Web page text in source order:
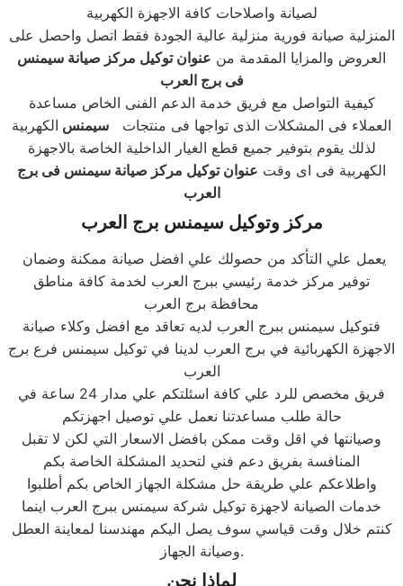
لصيانة واصلاحات كافة الاجهزة الكهربية
المنزلية صيانة فورية منزلية عالية الجودة فقط اتصل واحصل على
العروض والمزايا المقدمة من عنوان توكيل مركز صيانة سيمنس
فى برج العرب
كيفية التواصل مع فريق خدمة الدعم الفنى الخاص مساعدة
العملاء فى المشكلات الذى تواجها فى منتجات سيمنس الكهربية
لذلك يقوم بتوفير جميع قطع الغيار الداخلية الخاصة بالاجهزة
الكهربية فى اى وقت عنوان توكيل مركز صيانة سيمنس فى برج
العرب
مركز وتوكيل سيمنس برج العرب
توفير مركز خدمة رئيسي ببرج العرب لخدمة كافة مناطق
محافظة برج العرب
فتوكيل سيمنس ببرج العرب لديه تعاقد مع افضل وكلاء صيانة
الاجهزة الكهربائية في برج العرب لدينا في توكيل سيمنس فرع برج
العرب
فريق مخصص للرد علي كافة اسئلتكم علي مدار 24 ساعة في
حالة طلب مساعدتنا نعمل علي توصيل اجهزتكم
وصيانتها في اقل وقت ممكن بافضل الاسعار التي لكن لا تقبل
المنافسة بفريق دعم فني لتحديد المشكلة الخاصة بكم
واطلاعكم علي طريقة حل مشكلة الجهاز الخاص بكم أطلبوا
خدمات الصيانة لاجهزة توكيل شركة سيمنس ببرج العرب اينما
كنتم خلال وقت قياسي سوف يصل اليكم مهندسنا لمعاينة العطل
وصيانة الجهاز.
لماذا نحن